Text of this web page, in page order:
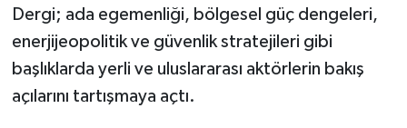
Dergi; ada egemenliği, bölgesel güç dengeleri,
enerjijeopolitik ve güvenlik stratejileri gibi
başlıklarda yerli ve uluslararası aktörlerin bakış
açılarını tartışmaya açtı.